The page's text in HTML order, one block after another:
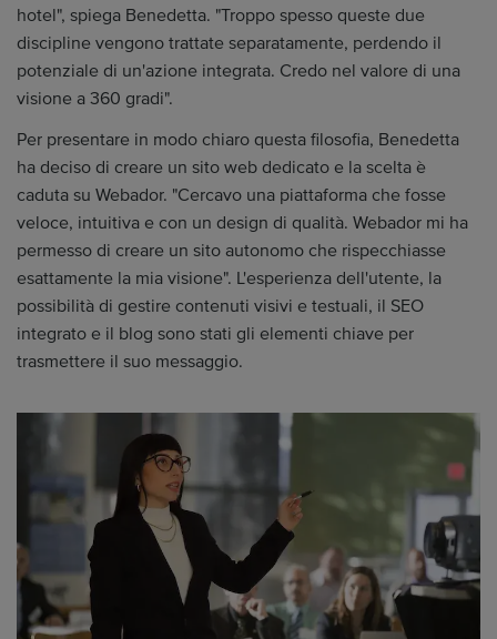
hotel", spiega Benedetta. "Troppo spesso queste due
discipline vengono trattate separatamente, perdendo il
potenziale di un'azione integrata. Credo nel valore di una
visione a 360 gradi".
Per presentare in modo chiaro questa filosofia, Benedetta
ha deciso di creare un sito web dedicato e la scelta è
caduta su Webador. "Cercavo una piattaforma che fosse
veloce, intuitiva e con un design di qualità. Webador mi ha
permesso di creare un sito autonomo che rispecchiasse
esattamente la mia visione". L'esperienza dell'utente, la
possibilità di gestire contenuti visivi e testuali, il SEO
integrato e il blog sono stati gli elementi chiave per
trasmettere il suo messaggio.